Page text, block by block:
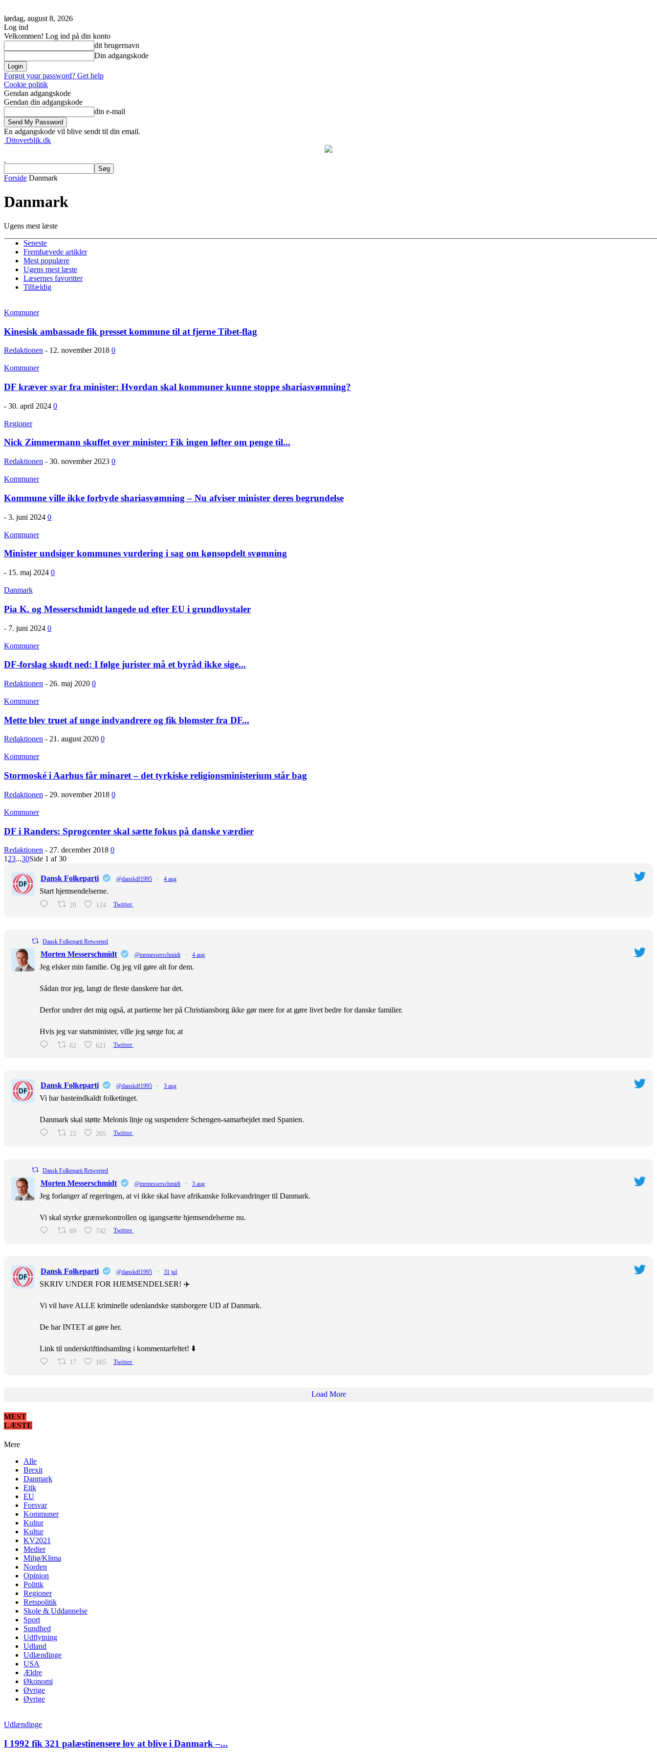
lørdag, august 8, 2026
Log ind
Velkommen! Log ind på din konto
dit brugernavn
Din adgangskode
Forgot your password? Get help
Cookie politik
Gendan adgangskode
Gendan din adgangskode
din e-mail
En adgangskode vil blive sendt til din email.
Ditoverblik.dk
Forside Danmark
Danmark
Ugens mest læste
Seneste
Fremhævede artikler
Mest populære
Ugens mest læste
Læsernes favoritter
Tilfældig
Kommuner
Kinesisk ambassade fik presset kommune til at fjerne Tibet-flag
Redaktionen - 12. november 2018 0
Kommuner
DF kræver svar fra minister: Hvordan skal kommuner kunne stoppe shariasvømning?
- 30. april 2024 0
Regioner
Nick Zimmermann skuffet over minister: Fik ingen løfter om penge til...
Redaktionen - 30. november 2023 0
Kommuner
Kommune ville ikke forbyde shariasvømning – Nu afviser minister deres begrundelse
- 3. juni 2024 0
Kommuner
Minister undsiger kommunes vurdering i sag om kønsopdelt svømning
- 15. maj 2024 0
Danmark
Pia K. og Messerschmidt langede ud efter EU i grundlovstaler
- 7. juni 2024 0
Kommuner
DF-forslag skudt ned: I følge jurister må et byråd ikke sige...
Redaktionen - 26. maj 2020 0
Kommuner
Mette blev truet af unge indvandrere og fik blomster fra DF...
Redaktionen - 21. august 2020 0
Kommuner
Stormoské i Aarhus får minaret – det tyrkiske religionsministerium står bag
Redaktionen - 29. november 2018 0
Kommuner
DF i Randers: Sprogcenter skal sætte fokus på danske værdier
Redaktionen - 27. december 2018 0
1 23...30Side 1 af 30
Dansk Folkeparti @danskdf1995 · 4 aug
Start hjemsendelserne.
20 124 Twitter
Dansk Folkeparti Retweeted
Morten Messerschmidt @mrmesserschmidt · 4 aug
Jeg elsker min familie. Og jeg vil gøre alt for dem.
Sådan tror jeg, langt de fleste danskere har det.
Derfor undrer det mig også, at partierne her på Christiansborg ikke gør mere for at gøre livet bedre for danske familier.
Hvis jeg var statsminister, ville jeg sørge for, at
62 621 Twitter
Dansk Folkeparti @danskdf1995 · 3 aug
Vi har hasteindkaldt folketinget.
Danmark skal støtte Melonis linje og suspendere Schengen-samarbejdet med Spanien.
22 205 Twitter
Dansk Folkeparti Retweeted
Morten Messerschmidt @mrmesserschmidt · 3 aug
Jeg forlanger af regeringen, at vi ikke skal have afrikanske folkevandringer til Danmark.
Vi skal styrke grænsekontrollen og igangsætte hjemsendelserne nu.
69 742 Twitter
Dansk Folkeparti @danskdf1995 · 31 jul
SKRIV UNDER FOR HJEMSENDELSER! ✈️
Vi vil have ALLE kriminelle udenlandske statsborgere UD af Danmark.
De har INTET at gøre her.
Link til underskriftindsamling i kommentarfeltet! ⬇️
17 165 Twitter
Load More
MEST
LÆSTE
Mere
Alle
Brexit
Danmark
Etik
EU
Forsvar
Kommuner
Kultur
Kultur
KV2021
Medier
Miljø/Klima
Norden
Opinion
Politik
Regioner
Retspolitik
Skole & Uddannelse
Sport
Sundhed
Udflytning
Udland
Udlændinge
USA
Ældre
Økonomi
Øvrige
Øvrige
Udlændinge
I 1992 fik 321 palæstinensere lov at blive i Danmark –...